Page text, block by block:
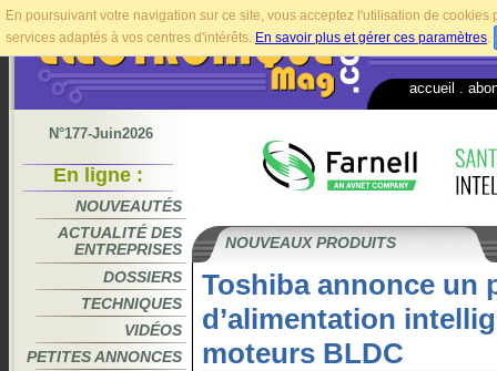
En poursuivant votre navigation sur ce site, vous acceptez l'utilisation de
services adaptés à vos centres d'intérêts. En savoir plus et gérer ces paramètres.
accueil
N°177-Juin2026
En ligne :
NOUVEAUTÉS
ACTUALITÉ DES
ENTREPRISES
DOSSIERS
TECHNIQUES
VIDÉOS
PETITES ANNONCES
NOUVEAUX PRODUITS
Toshiba annonce un
d’alimentation
moteurs BLDC